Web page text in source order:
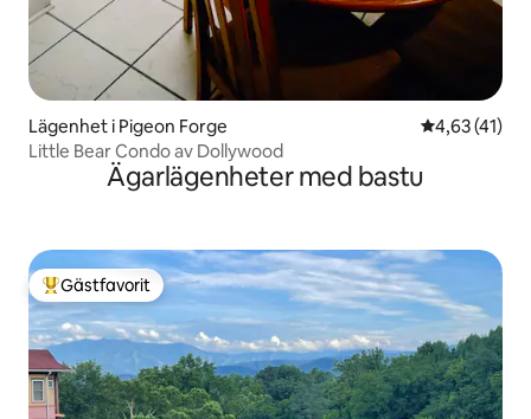
Lägenhet i Pigeon Forge 4,63 av 5 i
4,63 (41)
Little Bear Condo av Dollywood
Ägarlägenheter med bastu
Populär gästfavorit
Gästfavorit